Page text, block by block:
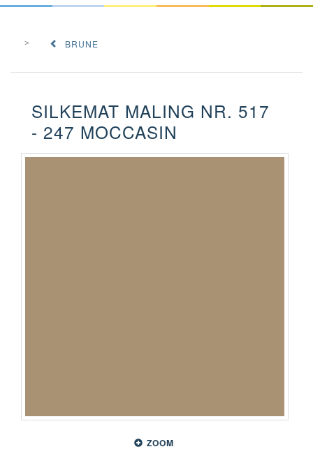
BRUNE
SILKEMAT MALING NR. 517
- 247 MOCCASIN
ZOOM